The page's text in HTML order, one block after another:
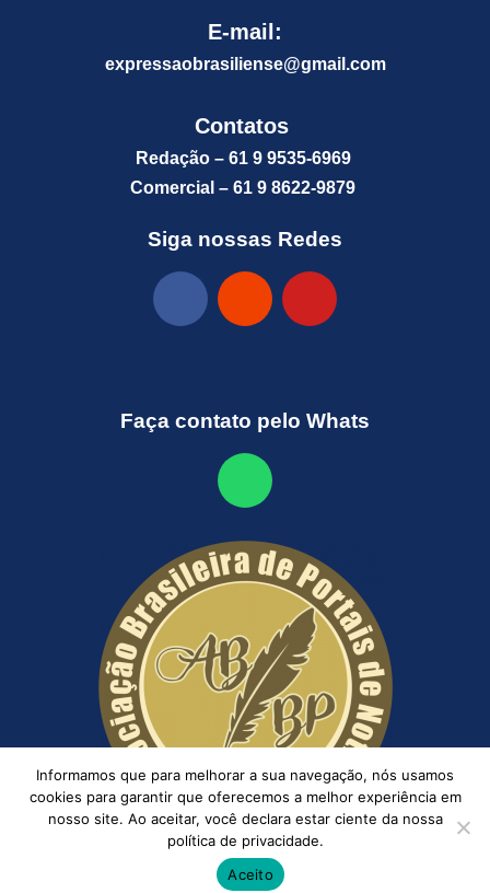
E-mail:
expressaobrasiliense@gmail.com
Contatos
Redação – 61 9 9535-6969
Comercial – 61 9 8622-9879
Siga nossas Redes
Faça contato pelo Whats
Informamos que para melhorar a sua navegação, nós usamos
cookies para garantir que oferecemos a melhor experiência em
nosso site. Ao aceitar, você declara estar ciente da nossa
política de privacidade.
Aceito